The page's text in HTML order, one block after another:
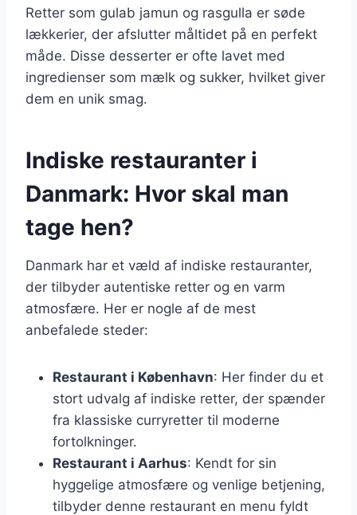
Retter som gulab jamun og rasgulla er søde
lækkerier, der afslutter måltidet på en perfekt
måde. Disse desserter er ofte lavet med
ingredienser som mælk og sukker, hvilket giver
dem en unik smag.
Indiske restauranter i
Danmark: Hvor skal man
tage hen?
Danmark har et væld af indiske restauranter,
der tilbyder autentiske retter og en varm
atmosfære. Her er nogle af de mest
anbefalede steder:
Restaurant i København: Her finder du et
stort udvalg af indiske retter, der spænder
fra klassiske curryretter til moderne
fortolkninger.
Restaurant i Aarhus: Kendt for sin
hyggelige atmosfære og venlige betjening,
tilbyder denne restaurant en menu fyldt